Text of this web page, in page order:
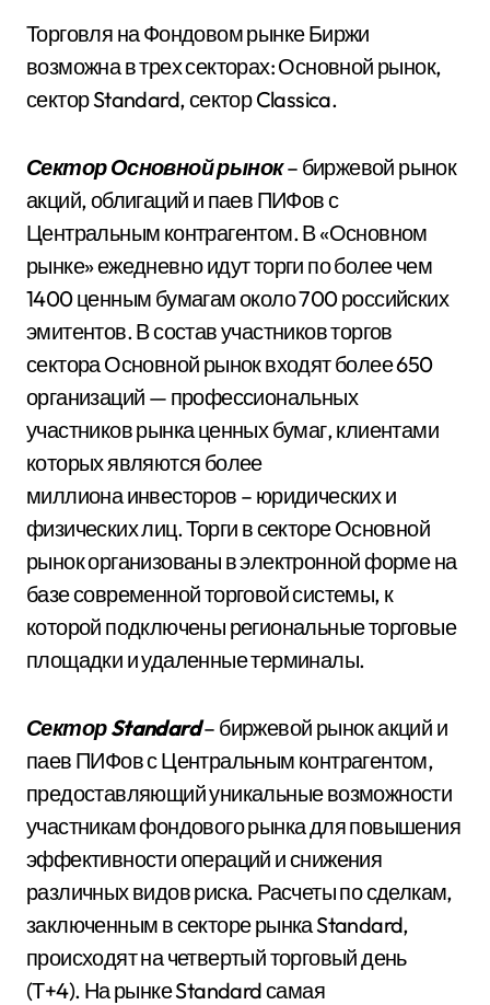
Торговля на Фондовом рынке Биржи
возможна в трех секторах: Основной рынок,
сектор Standard, сектор Classica.
Сектор Основной рынок– биржевой рынок
акций, облигаций и паев ПИФов с
Центральным контрагентом. В «Основном
рынке» ежедневно идут торги по более чем
1400 ценным бумагам около 700 российских
эмитентов. В состав участников торгов
сектора Основной рынок входят более 650
организаций — профессиональных
участников рынка ценных бумаг, клиентами
которых являются более
миллиона инвесторов – юридических и
физических лиц. Торги в секторе Основной
рынок организованы в электронной форме на
базе современной торговой системы, к
которой подключены региональные торговые
площадки и удаленные терминалы.
Сектор Standard– биржевой рынок акций и
паев ПИФов с Центральным контрагентом,
предоставляющий уникальные возможности
участникам фондового рынка для повышения
эффективности операций и снижения
различных видов риска. Расчеты по сделкам,
заключенным в секторе рынка Standard,
происходят на четвертый торговый день
(Т+4). На рынке Standard самая